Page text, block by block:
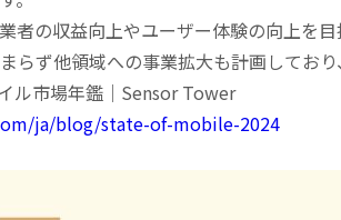
者の収益向上やユーザー体験の向上を
らず他領域への事業拡大も計画してお
ル市場年鑑｜Sensor Tower
ja/blog/state-of-mobile-2024